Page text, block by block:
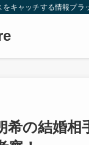
キャッチする情報プラ
希の結婚相